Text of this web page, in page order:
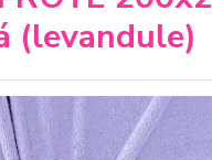
(levandule)